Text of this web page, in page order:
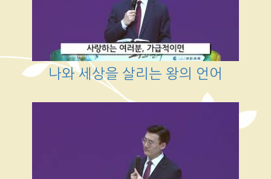
나와 세상을 살리는 왕의 언어